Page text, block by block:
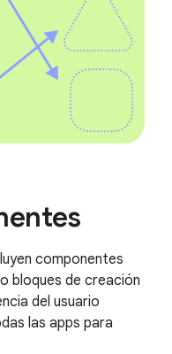
componentes
bloques de creación
del usuario
las apps para